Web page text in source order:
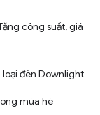
công suất, giá
đèn Downlight
mùa hè